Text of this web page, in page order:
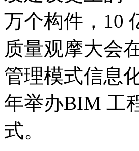
万个构件，10
质量观摩大会
管理模式信息
年举办BIM 工
式。